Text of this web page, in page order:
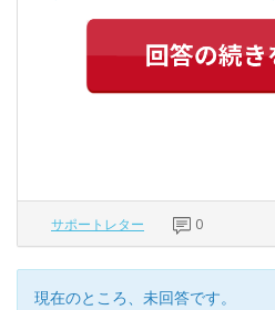
サポートレター 0
現在のところ、未回答です。